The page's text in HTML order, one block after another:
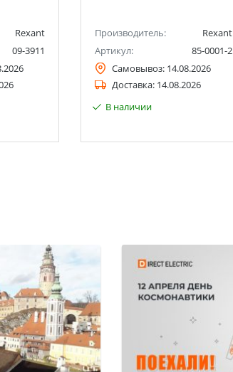
Rexant
09-3911
Производитель:
Rexant
Артикул:
85-0001-2
Самовывоз: 14.08.2026
Доставка: 14.08.2026
В наличии